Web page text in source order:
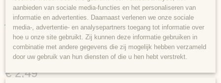
Vers gebranden
Cashewnoten
€ 2,49
aanbieden van sociale media-functies en het personaliseren van
informatie en advertenties. Daarnaast verlenen we onze sociale
media-, advertentie- en analysepartners toegang tot informatie over
hoe u onze site gebruikt. Zij kunnen deze informatie gebruiken in
combinatie met andere gegevens die zij mogelijk hebben verzameld
door uw gebruik van hun diensten of die u hen hebt verstrekt.